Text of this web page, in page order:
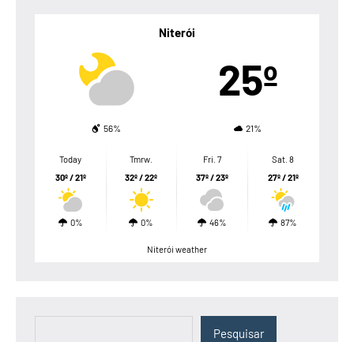
Niterói
25º
56% 21%
Today
30º / 21º
0%
Tmrw.
32º / 22º
0%
Fri. 7
37º / 23º
46%
Sat. 8
27º / 21º
87%
Niterói weather
Pesquisar